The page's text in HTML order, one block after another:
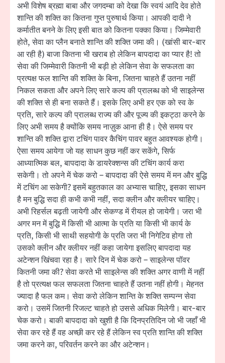
अभी विशेष ब्रह्मा बाबा और जगदम्बा को देखा कि स्वयं आदि देव होते
शान्ति की शक्ति का कितना गुप्त पुरुषार्थ किया। आपकी दादी ने
कर्मातीत बनने के लिए इसी बात को कितना पक्का किया। जिम्मेवारी
होते, सेवा का प्लैन बनाते शान्ति की शक्ति जमा की। (खांसी बार-बार
आ रही है) बाजा कितना भी खराब हो लेकिन बापदादा का प्यार है! तो
सेवा की जिम्मेवारी कितनी भी बड़ी हो लेकिन सेवा के सफलता का
प्रत्यक्ष फल शान्ति की शक्ति के बिना, जितना चाहते हैं उतना नहीं
निकल सकता और अपने लिए सारे कल्प की प्रालब्ध को भी साइलेन्स
की शक्ति से ही बना सकते हैं। इसके लिए अभी हर एक को स्व के
प्रति, सारे कल्प की प्रालब्ध राज्य की और पूज्य की इकट्ठा करने के
लिए अभी समय है क्योंकि समय नाज़ुक आना ही है। ऐसे समय पर
शान्ति की शक्ति द्वारा टचिंग पावर कैचिंग पावर बहुत आवश्यक होगी।
ऐसा समय आयेगा जो यह साधन कुछ नहीं कर सकेंगे, सिर्फ
आध्यात्मिक बल, बापदादा के डायरेक्शन्स की टचिंग कार्य करा
सकेगी। तो अपने में चेक करो – बापदादा की ऐसे समय में मन और बुद्धि
में टचिंग आ सकेगी? इसमें बहुतकाल का अभ्यास चाहिए, इसका साधन
है मन बुद्धि सदा ही कभी कभी नहीं, सदा क्लीन और क्लीयर चाहिए।
अभी रिहर्सल बढ़ती जायेगी और सेकण्ड में रीयल हो जायेगी। जरा भी
अगर मन में बुद्धि में किसी भी आत्मा के प्रति या किसी भी कार्य के
प्रति, किसी भी साथी सहयोगी के प्रति जरा भी निगेटिव होगा तो
उसको क्लीन और क्लीयर नहीं कहा जायेगा इसलिए बापदादा यह
अटेन्शन खिंचवा रहा है। सारे दिन में चेक करो – साइलेन्स पॉवर
कितनी जमा की? सेवा करते भी साइलेन्स की शक्ति अगर वाणी में नहीं
है तो प्रत्यक्ष फल सफलता जितना चाहते हैं उतना नहीं होगी। मेहनत
ज्यादा है फल कम। सेवा करो लेकिन शान्ति के शक्ति सम्पन्न सेवा
करो। उसमें जितनी रिजल्ट चाहते हो उससे अधिक मिलेगी। बार-बार
चेक करो। बाकी बापदादा को खुशी है कि दिनप्रतिदिन जो भी जहाँ भी
सेवा कर रहे हैं वह अच्छी कर रहे हैं लेकिन स्व प्रति शान्ति की शक्ति
जमा करने का, परिवर्तन करने का और अटेन्शन।